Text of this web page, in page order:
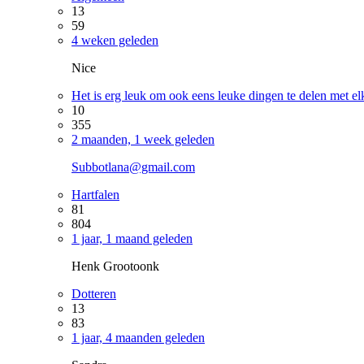
13
59
4 weken geleden
Nice
Het is erg leuk om ook eens leuke dingen te delen met
10
355
2 maanden, 1 week geleden
Subbotlana@gmail.com
Hartfalen
81
804
1 jaar, 1 maand geleden
Henk Grootoonk
Dotteren
13
83
1 jaar, 4 maanden geleden